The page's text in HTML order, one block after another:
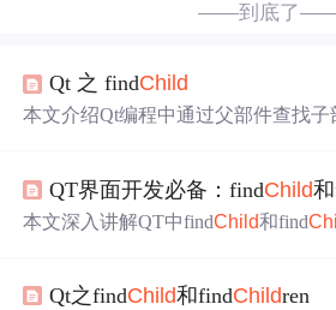
——到底了
Qt 之 findChild
本文介绍Qt编程中通过父部件查找
QT界面开发必备：findChild
本文深入讲解QT中findChild和find
义、常见陷阱、性能优化策略及调试
Qt之findChild和findChildren